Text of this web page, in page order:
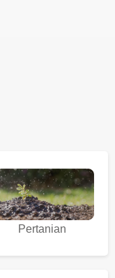
Pertanian